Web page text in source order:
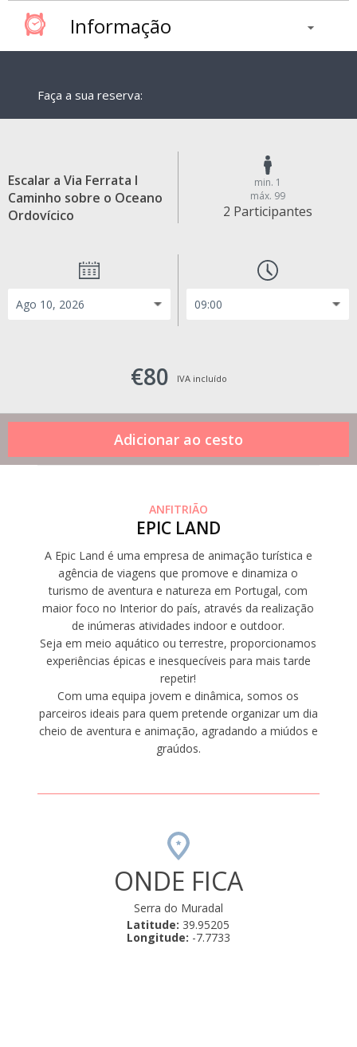
Informação
Faça a sua reserva:
Escalar a Via Ferrata I
Caminho sobre o Oceano
Ordovícico
min. 1
máx. 99
2 Participantes
€80 IVA incluído
ANFITRIÃO
EPIC LAND
A Epic Land é uma empresa de animação turística e
agência de viagens que promove e dinamiza o
turismo de aventura e natureza em Portugal, com
maior foco no Interior do país, através da realização
de inúmeras atividades indoor e outdoor.
Seja em meio aquático ou terrestre, proporcionamos
experiências épicas e inesquecíveis para mais tarde
repetir!
Com uma equipa jovem e dinâmica, somos os
parceiros ideais para quem pretende organizar um dia
cheio de aventura e animação, agradando a miúdos e
graúdos.
ONDE FICA
Serra do Muradal
Latitude: 39.95205
Longitude: -7.7733